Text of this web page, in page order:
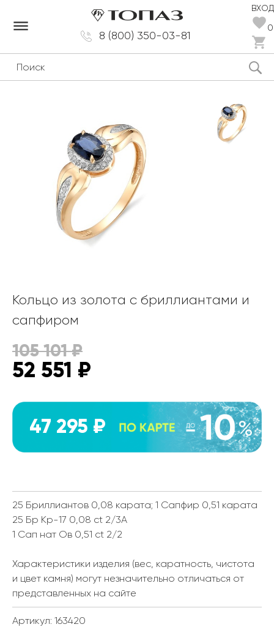
8 (800) 350-03-81
ВХОД
0
dehaze
Кольцо из золота с бриллиантами и
сапфиром
105 101₽
52 551 ₽
47 295 ₽
25 Бриллиантов 0,08 карата; 1 Сапфир 0,51 карата
25 Бр Кр-17 0,08 ct 2/3А
1 Сап нат Ов 0,51 ct 2/2
Характеристики изделия (вес, каратность, чистота
и цвет камня) могут незначительно отличаться от
представленных на сайте
Артикул: 163420